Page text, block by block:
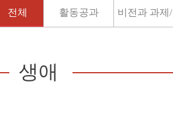
전체 활동공과 비전과 과제
생애